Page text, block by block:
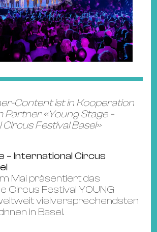
Content ist in Kooperation
Partner «Young Stage –
Festival Basel»
– International Circus
Mai präsentiert das
Circus Festival YOUNG
vielversprechendsten
in Basel.